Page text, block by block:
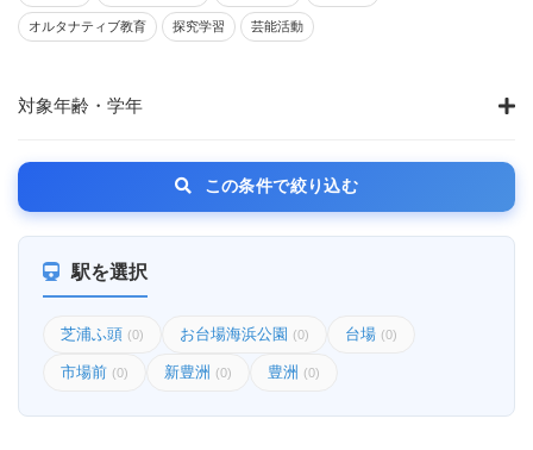
オルタナティブ教育 探究学習 芸能活動
対象年齢・学年
この条件で絞り込む
駅を選択
芝浦ふ頭 (0) お台場海浜公園 (0) 台場 (0)
市場前 (0) 新豊洲 (0) 豊洲 (0)